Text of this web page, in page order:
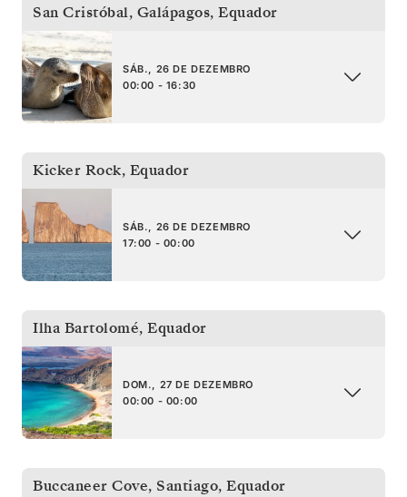
San Cristóbal, Galápagos, Equador
SÁB., 26 DE DEZEMBRO
00:00 - 16:30
Kicker Rock, Equador
SÁB., 26 DE DEZEMBRO
17:00 - 00:00
Ilha Bartolomé, Equador
DOM., 27 DE DEZEMBRO
00:00 - 00:00
Buccaneer Cove, Santiago, Equador